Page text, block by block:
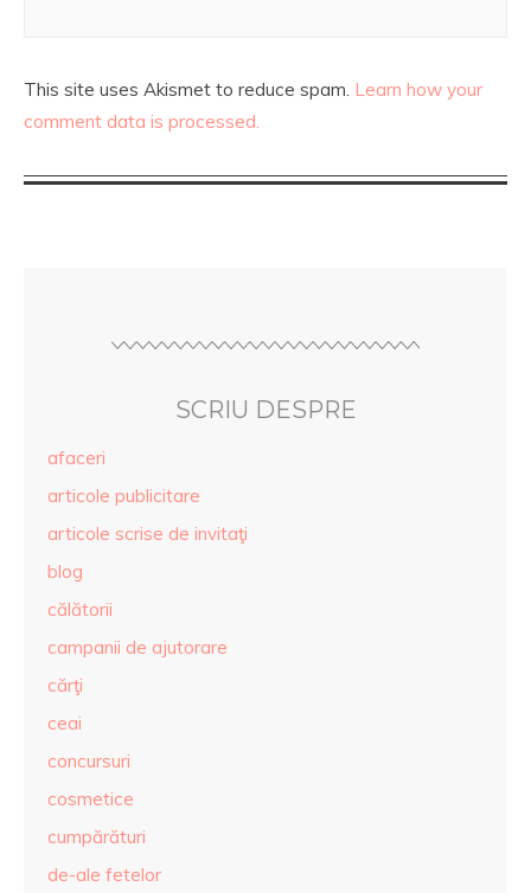
This site uses Akismet to reduce spam. Learn how your
comment data is processed.
SCRIU DESPRE
afaceri
articole publicitare
articole scrise de invitaţi
blog
călătorii
campanii de ajutorare
cărţi
ceai
concursuri
cosmetice
cumpărături
de-ale fetelor